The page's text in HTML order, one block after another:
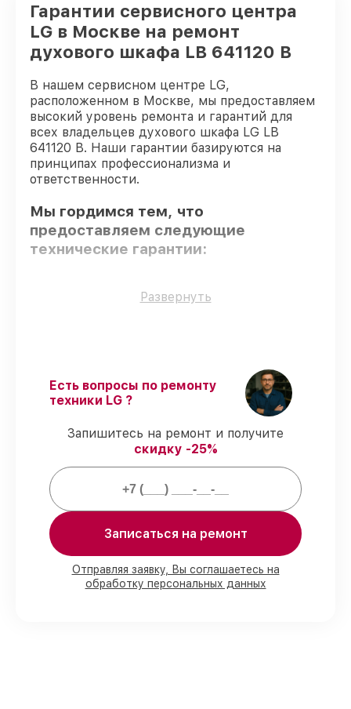
Гарантии сервисного центра
LG в Москве на ремонт
духового шкафа LB 641120 B
В нашем сервисном центре LG,
расположенном в Москве, мы предоставляем
высокий уровень ремонта и гарантий для
всех владельцев духового шкафа LG LB
641120 B. Наши гарантии базируются на
принципах профессионализма и
ответственности.
Мы гордимся тем, что
предоставляем следующие
технические гарантии:
Только фирменные комплектующие
подтверждает их уровень мастерства.
Выполнение работ вовремя
–
гарантируем завершение работ без
Подтвержденная гарантия–
обслуживаем духовых шкафов всегда со
строгим соблюдением гарантийных
обязательств.
Мы гарантируем:
80%работ с возможностью наблюдения
90%комплектующих для духовых
Развернуть
Есть вопросы по ремонту
техники LG ?
Запишитесь на ремонт и получите
скидку -25%
Записаться на ремонт
Отправляя заявку, Вы соглашаетесь на
обработку персональных данных